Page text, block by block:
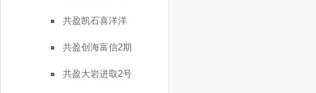
共盈凯石喜洋洋
共盈创海富信2期
共盈大岩进取2号